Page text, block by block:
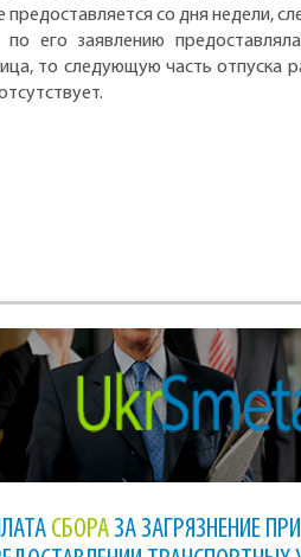
предоставляется со дня недели,
его заявлению
то следующую часть отпуска
СБОРАЗА ЗАГРЯЗНЕНИЕ ПРИ